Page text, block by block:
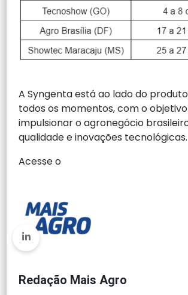
A Syngenta está ao lado do
todos os momentos, com o
impulsionar o agronegócio
qualidade e inovações tecnológicas.
Acesse o
Redação Mais Agro